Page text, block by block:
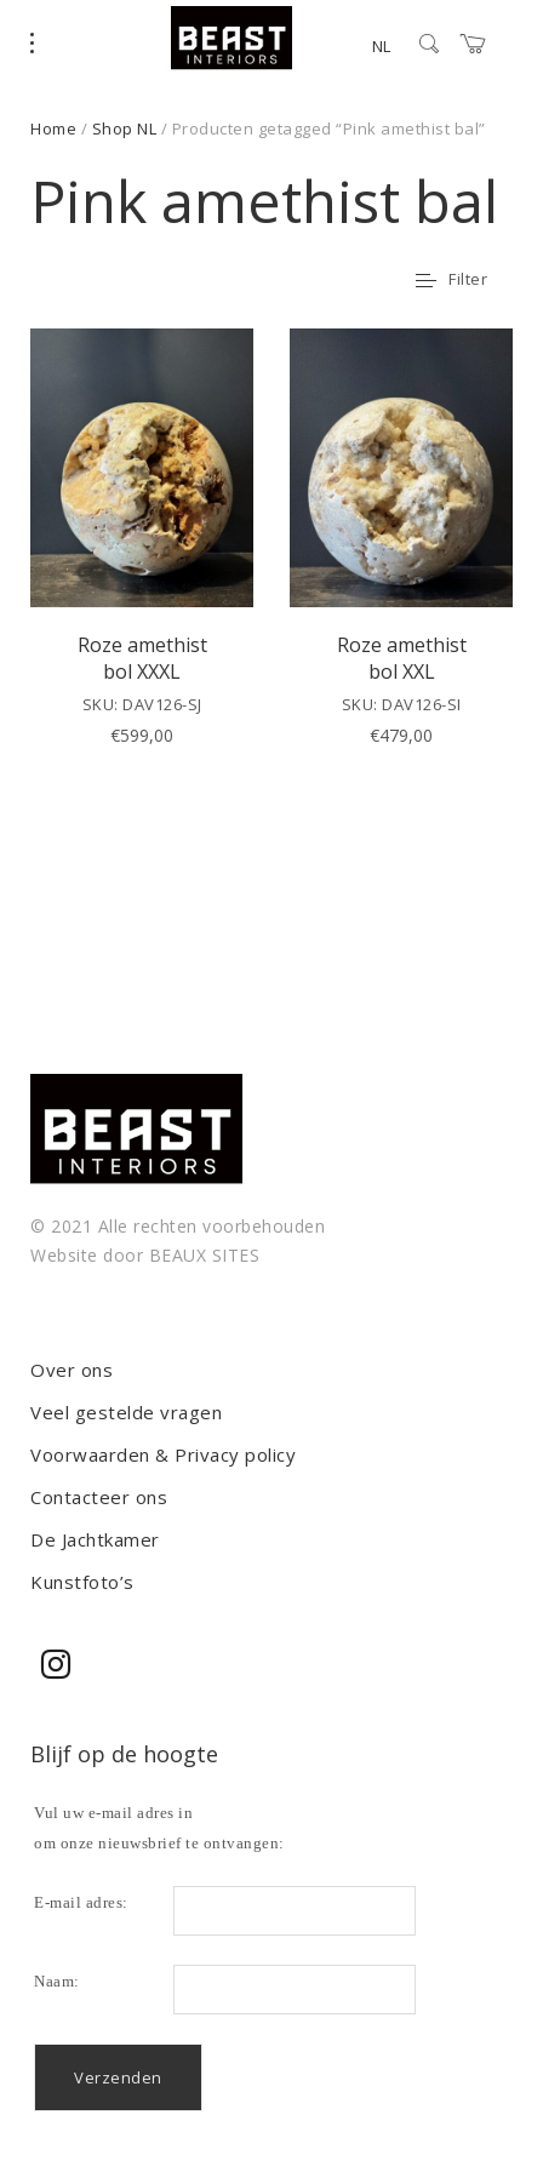
NL
Home / Shop NL / Producten getagged “Pink amethist bal”
Pink amethist bal
Filter
Roze amethist
bol XXXL
SKU: DAV126-SJ
€599,00
Roze amethist
bol XXL
SKU: DAV126-SI
€479,00
© 2021 Alle rechten voorbehouden
Website door BEAUX SITES
Over ons
Veel gestelde vragen
Voorwaarden & Privacy policy
Contacteer ons
De Jachtkamer
Kunstfoto’s
Blijf op de hoogte
Vul uw e-mail adres in
om onze nieuwsbrief te ontvangen:
E-mail adres:
Naam: